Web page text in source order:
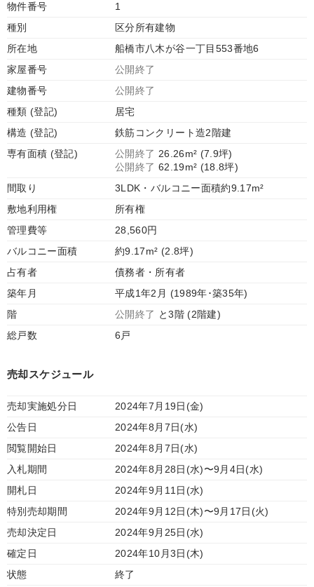
物件番号
1
種別
区分所有建物
所在地
船橋市八木が谷一丁目553番地6
家屋番号
公開終了
建物番号
公開終了
種類 (登記)
居宅
構造 (登記)
鉄筋コンクリート造2階建
専有面積 (登記)
公開終了 26.26m² (7.9坪)
公開終了 62.19m² (18.8坪)
間取り
3LDK・バルコニー面積約9.17m²
敷地利用権
所有権
管理費等
28,560円
バルコニー面積
約9.17m² (2.8坪)
占有者
債務者・所有者
築年月
平成1年2月 (1989年･築35年)
階
公開終了 と3階 (2階建)
総戸数
6戸
売却スケジュール
売却実施処分日
2024年7月19日(金)
公告日
2024年8月7日(水)
閲覧開始日
2024年8月7日(水)
入札期間
2024年8月28日(水)〜9月4日(水)
開札日
2024年9月11日(水)
特別売却期間
2024年9月12日(木)〜9月17日(火)
売却決定日
2024年9月25日(水)
確定日
2024年10月3日(木)
状態
終了